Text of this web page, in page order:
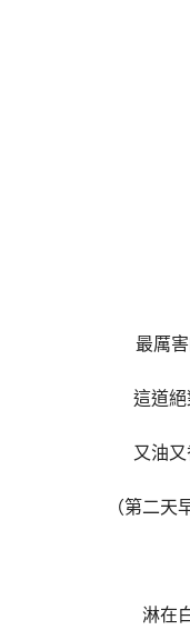
最厲
這道絕
又油又
（第二天
淋在